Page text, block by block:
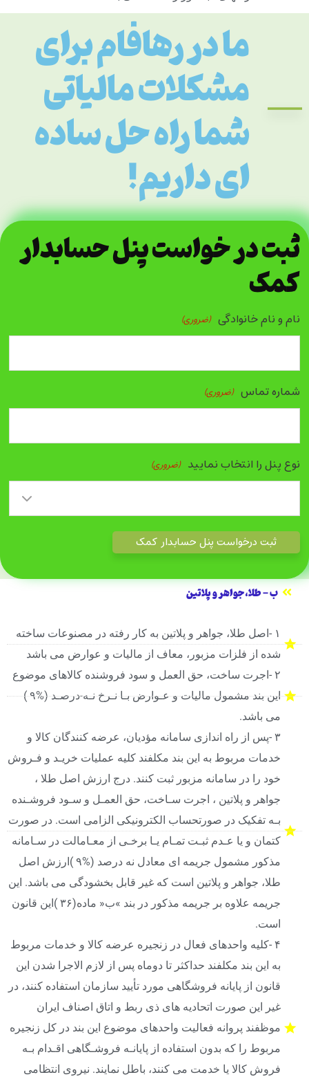
ما در رهافام برای
مشکلات مالیاتی
شما راه حل ساده
ای داریم!
ثبت در خواست پنل حسابدار
کمک
نام و نام خانوادگی (ضروری)
شماره تماس (ضروری)
نوع پنل را انتخاب نمایید (ضروری)
ب - طلا،جواهر و پلاتین
۱ -اصل طلا، جواهر و پلاتین به کار رفته در مصنوعات ساخته
شده از فلزات مزبور، معاف از مالیات و عوارض می باشد
۲ -اجرت ساخت، حق العمل و سود فروشنده کالاهای موضوع
این بند مشمول مالیات و عـوارض بـا نـرخ نـه-درصـد (%۹ )
می باشد.
۳ -پس از راه اندازی سامانه مؤدیان، عرضه کنندگان کالا و
خدمات مربوط به این بند مکلفند کلیه عملیات خریـد و فـروش
خود را در سامانه مزبور ثبت کنند. درج ارزش اصل طلا ،
جواهر و پلاتین ، اجرت سـاخت، حق العمـل و سـود فروشـنده
بـه تفکیک در صورتحساب الکترونیکی الزامی است. در صورت
کتمان و یا عـدم ثبـت تمـام یـا برخـی از معـامالت در سـامانه
مذکور مشمول جریمه ای معادل نه درصد (%۹ )ارزش اصل
طلا، جواهر و پلاتین است که غیر قابل بخشودگی می باشد. این
جریمه علاوه بر جریمه مذکور در بند »ب« ماده(۳۶ )این قانون
است.
۴ -کلیه واحدهای فعال در زنجیره عرضه کالا و خدمات مربوط
به این بند مکلفند حداکثر تا دوماه پس از لازم الاجرا شدن این
قانون از پایانه فروشگاهی مورد تأیید سازمان استفاده کنند، در
غیر این صورت اتحادیه های ذی ربط و اتاق اصناف ایران
موظفند پروانه فعالیت واحدهای موضوع این بند در کل زنجیره
مربوط را که بدون استفاده از پایانـه فروشـگاهی اقـدام بـه
فروش کالا یا خدمت می کنند، باطل نمایند. نیروی انتظامی